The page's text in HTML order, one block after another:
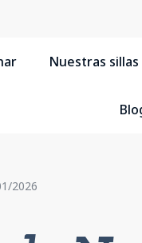
Nuestras sillas
2026